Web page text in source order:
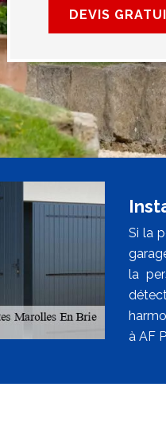
DEVIS
Si la
la
à AF